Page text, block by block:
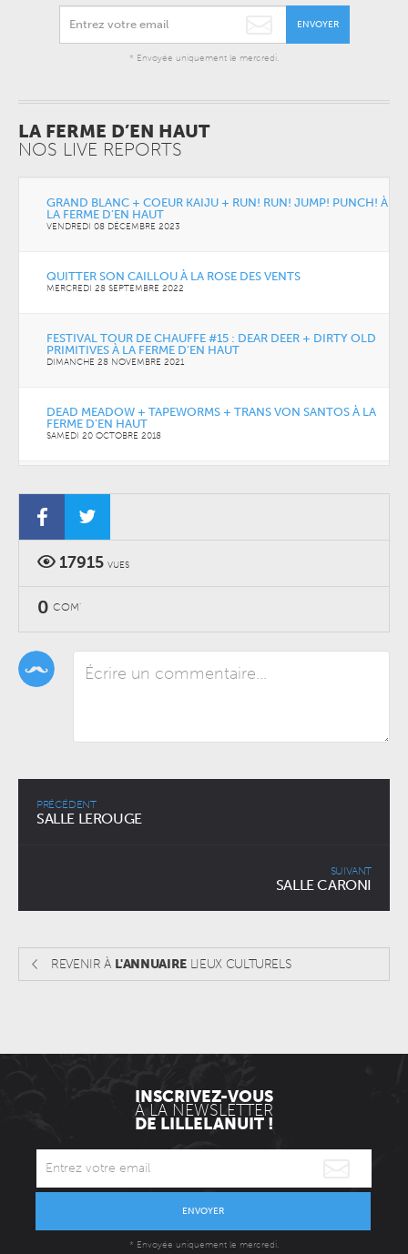
ENVOYER
* Envoyée uniquement le mercredi.
LA FERME D’EN HAUT
NOS LIVE REPORTS
GRAND BLANC + COEUR KAIJU + RUN! RUN! JUMP! PUNCH! À
LA FERME D’EN HAUT
VENDREDI 08 DÉCEMBRE 2023
QUITTER SON CAILLOU À LA ROSE DES VENTS
MERCREDI 28 SEPTEMBRE 2022
FESTIVAL TOUR DE CHAUFFE #15 : DEAR DEER + DIRTY OLD
PRIMITIVES À LA FERME D’EN HAUT
DIMANCHE 28 NOVEMBRE 2021
DEAD MEADOW + TAPEWORMS + TRANS VON SANTOS À LA
FERME D’EN HAUT
SAMEDI 20 OCTOBRE 2018
RACOON + JUNE & LENA À LA FERME D’EN HAUT
SAMEDI 08 SEPTEMBRE 2018
17915 VUES
0 COM'
PRÉCÉDENT
SALLE LEROUGE
SUIVANT
SALLE CARONI
REVENIR À L'ANNUAIRE LIEUX CULTURELS
INSCRIVEZ-VOUS
À LA NEWSLETTER
DE LILLELANUIT !
ENVOYER
* Envoyée uniquement le mercredi.